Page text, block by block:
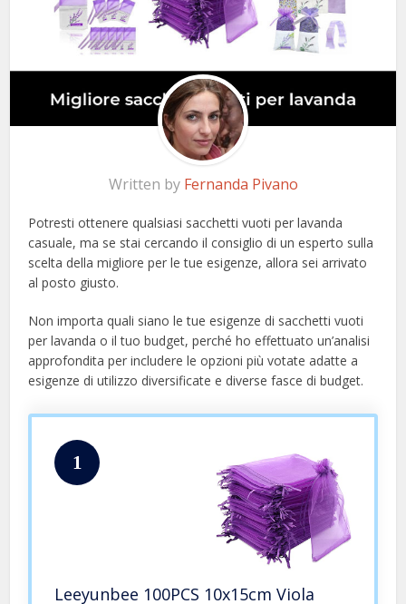
Written by Fernanda Pivano
Potresti ottenere qualsiasi sacchetti vuoti per lavanda
casuale, ma se stai cercando il consiglio di un esperto sulla
scelta della migliore per le tue esigenze, allora sei arrivato
al posto giusto.
Non importa quali siano le tue esigenze di sacchetti vuoti
per lavanda o il tuo budget, perché ho effettuato un’analisi
approfondita per includere le opzioni più votate adatte a
esigenze di utilizzo diversificate e diverse fasce di budget.
1
Leeyunbee 100PCS 10x15cm Viola